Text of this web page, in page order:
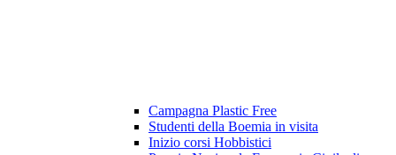
Campagna Plastic Free
Studenti della Boemia in visita
Inizio corsi Hobbistici